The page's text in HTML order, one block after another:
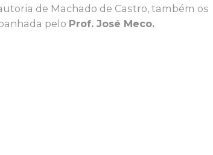
de Machado de Castro, também os
pelo Prof. José Meco.